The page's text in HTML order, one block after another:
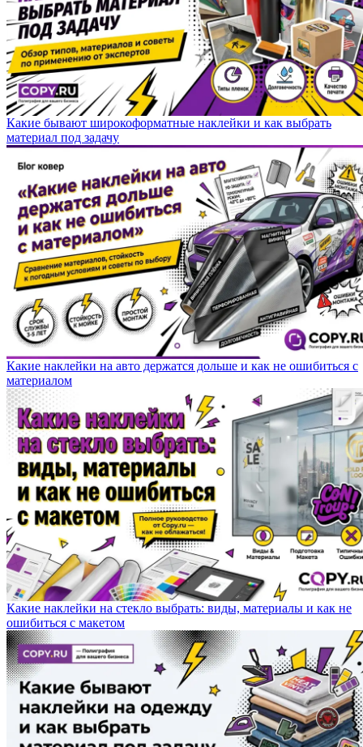
Какие бывают широкоформатные наклейки и как выбрать
материал под задачу
Какие наклейки на авто держатся дольше и как не ошибиться с
материалом
Какие наклейки на стекло выбрать: виды, материалы и как не
ошибиться с макетом